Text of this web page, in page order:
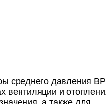
среднего давления
вентиляции и
а также для